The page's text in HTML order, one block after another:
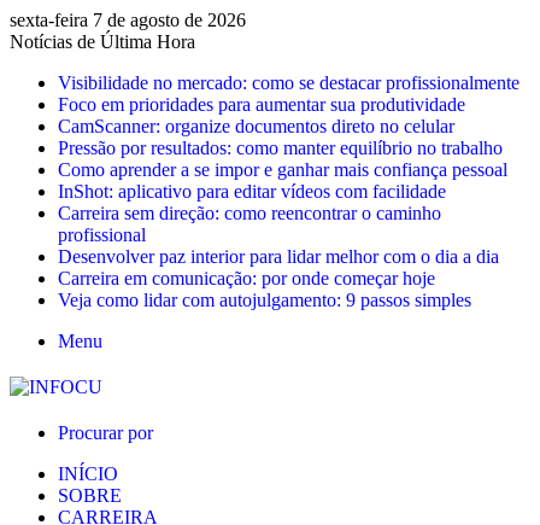
sexta-feira 7 de agosto de 2026
Notícias de Última Hora
Visibilidade no mercado: como se destacar profissionalmente
Foco em prioridades para aumentar sua produtividade
CamScanner: organize documentos direto no celular
Pressão por resultados: como manter equilíbrio no trabalho
Como aprender a se impor e ganhar mais confiança pessoal
InShot: aplicativo para editar vídeos com facilidade
Carreira sem direção: como reencontrar o caminho
profissional
Desenvolver paz interior para lidar melhor com o dia a dia
Carreira em comunicação: por onde começar hoje
Veja como lidar com autojulgamento: 9 passos simples
Menu
Procurar por
INÍCIO
SOBRE
CARREIRA